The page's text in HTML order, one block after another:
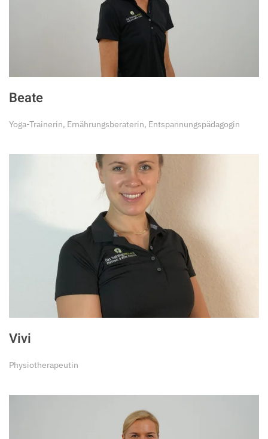
Beate
Yoga-Trainerin, Ernährungsberaterin, Entspannungspädagogin
Vivi
Physiotherapeutin